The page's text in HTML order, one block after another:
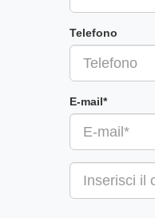
Telefono
E-mail*